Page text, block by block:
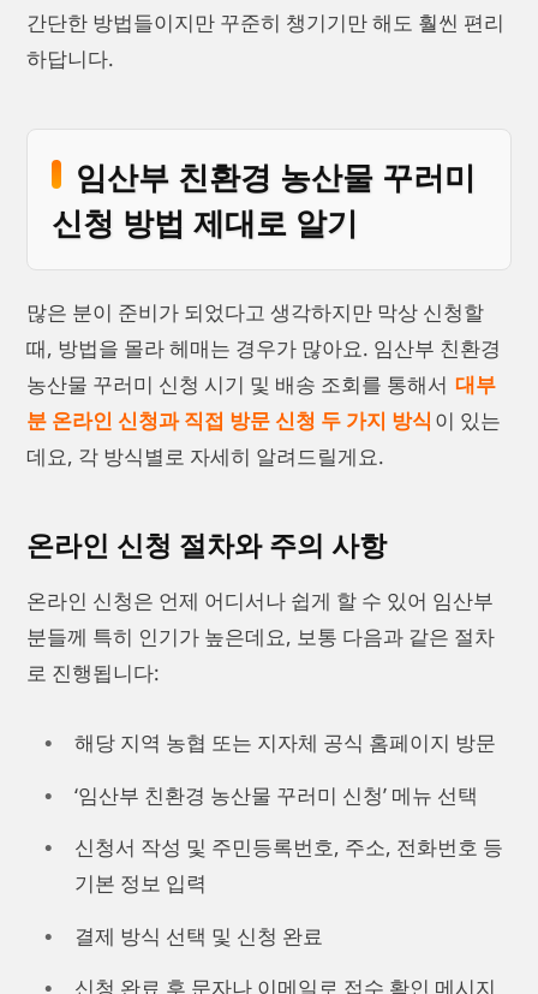
간단한 방법들이지만 꾸준히 챙기기만 해도 훨씬 편리
하답니다.
임산부 친환경 농산물 꾸러미
신청 방법 제대로 알기
많은 분이 준비가 되었다고 생각하지만 막상 신청할
때, 방법을 몰라 헤매는 경우가 많아요. 임산부 친환경
농산물 꾸러미 신청 시기 및 배송 조회를 통해서 대부
분 온라인 신청과 직접 방문 신청 두 가지 방식 이 있는
데요, 각 방식별로 자세히 알려드릴게요.
온라인 신청 절차와 주의 사항
온라인 신청은 언제 어디서나 쉽게 할 수 있어 임산부
분들께 특히 인기가 높은데요, 보통 다음과 같은 절차
로 진행됩니다:
해당 지역 농협 또는 지자체 공식 홈페이지 방문
‘임산부 친환경 농산물 꾸러미 신청’ 메뉴 선택
신청서 작성 및 주민등록번호, 주소, 전화번호 등
기본 정보 입력
결제 방식 선택 및 신청 완료
신청 완료 후 문자나 이메일로 접수 확인 메시지